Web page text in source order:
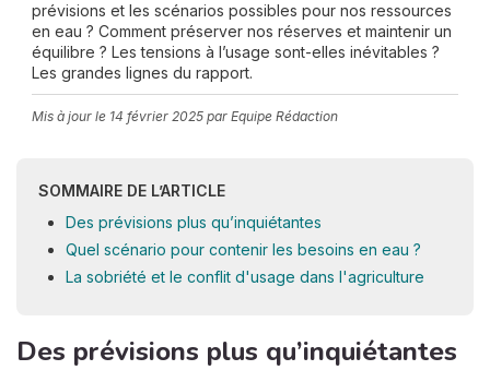
prévisions et les scénarios possibles pour nos ressources
en eau ? Comment préserver nos réserves et maintenir un
équilibre ? Les tensions à l’usage sont-elles inévitables ?
Les grandes lignes du rapport.
Mis à jour le 14 février 2025 par Equipe Rédaction
SOMMAIRE DE L’ARTICLE
Des prévisions plus qu’inquiétantes
Quel scénario pour contenir les besoins en eau ?
La sobriété et le conflit d'usage dans l'agriculture
Des prévisions plus qu’inquiétantes